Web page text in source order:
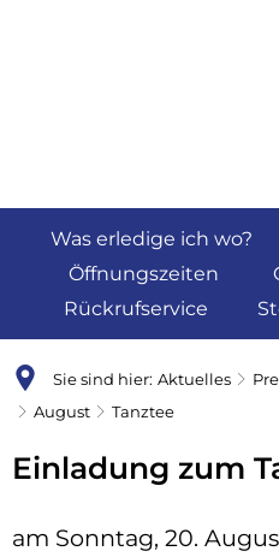
Was erledige ich wo?
Öffnungszeiten
Rückrufservice
Sie sind hier: Aktuelles
August
Tanztee
Einladung zum
am Sonntag, 20.